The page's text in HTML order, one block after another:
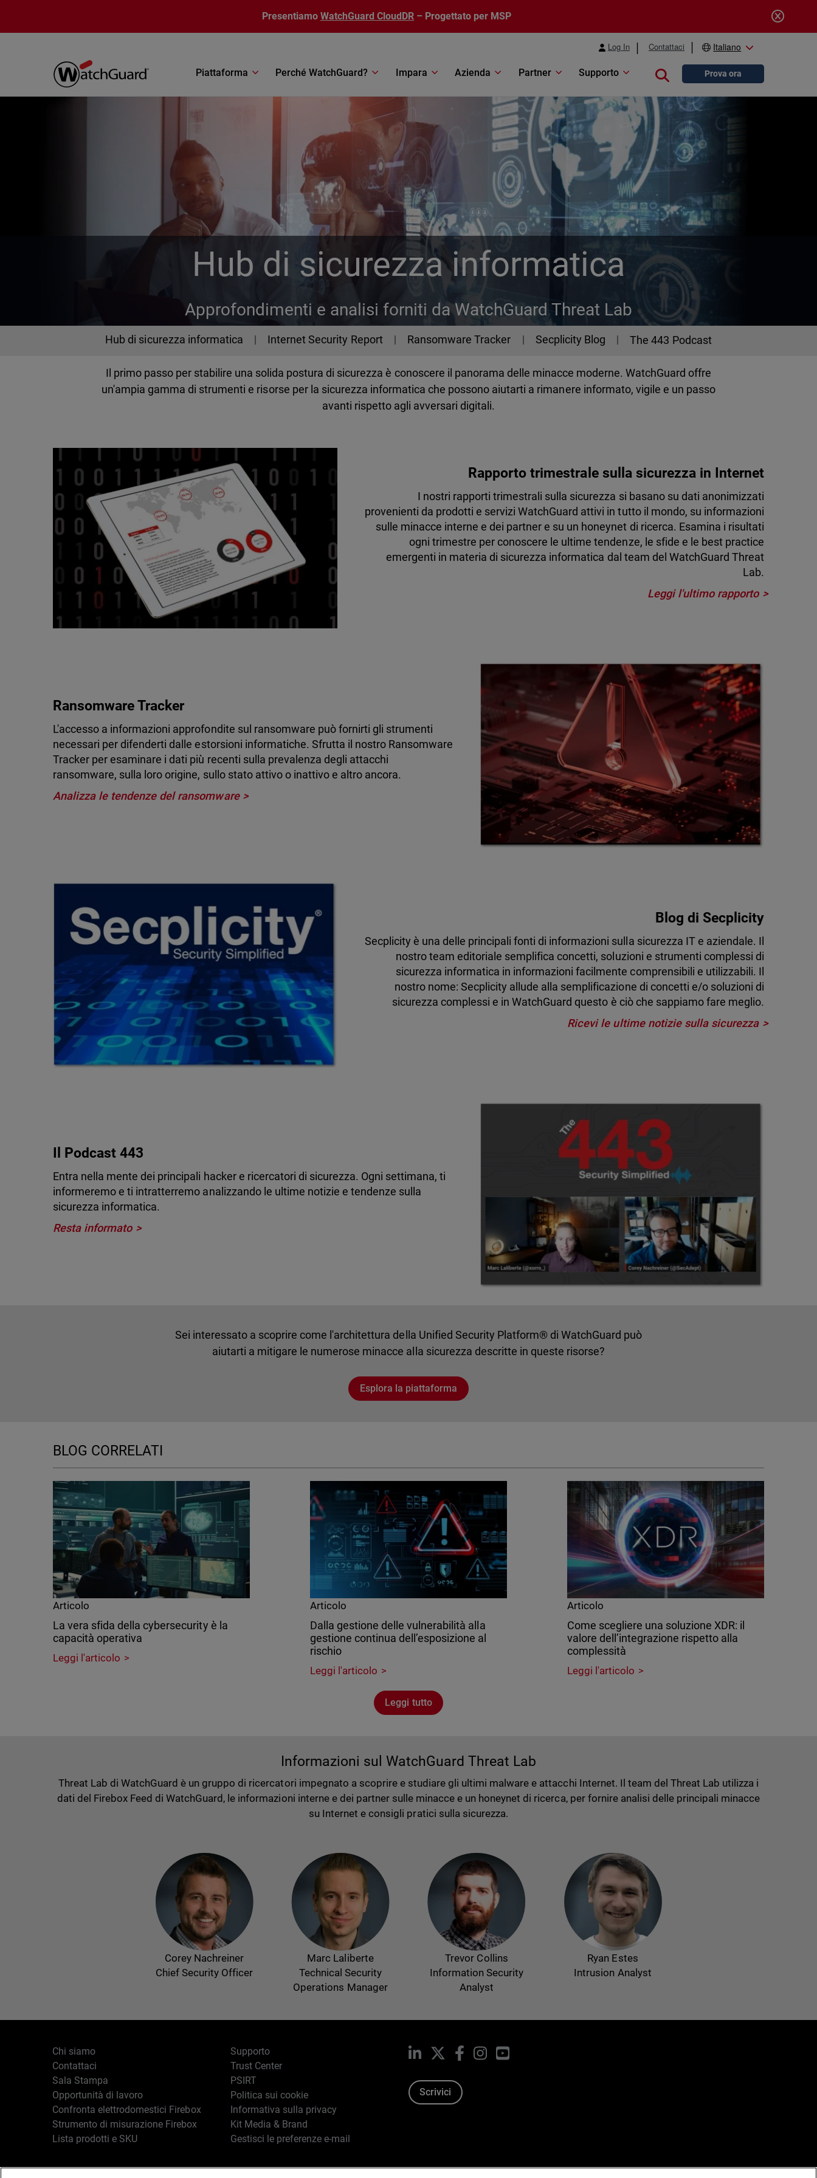
Presentiamo WatchGuard CloudDR – Progettato per MSP
Log In Contattaci Italiano
Piattaforma Perché WatchGuard? Impara Azienda Partner Supporto Close searchProva ora
Hub di sicurezza informatica
Approfondimenti e analisi forniti da WatchGuard Threat Lab
Cybersecurity
Hub di sicurezza informatica Internet Security Report Ransomware Tracker Secplicity Blog The 443 Podcast
Il primo passo per stabilire una solida postura di sicurezza è conoscere il panorama delle minacce moderne. WatchGuard offre
un'ampia gamma di strumenti e risorse per la sicurezza informatica che possono aiutarti a rimanere informato, vigile e un passo
avanti rispetto agli avversari digitali.
Rapporto trimestrale sulla sicurezza in Internet
I nostri rapporti trimestrali sulla sicurezza si basano su dati anonimizzati
provenienti da prodotti e servizi WatchGuard attivi in tutto il mondo, su informazioni
sulle minacce interne e dei partner e su un honeynet di ricerca. Esamina i risultati
ogni trimestre per conoscere le ultime tendenze, le sfide e le best practice
emergenti in materia di sicurezza informatica dal team del WatchGuard Threat
Lab.
Leggi l'ultimo rapporto
Ransomware Tracker
L'accesso a informazioni approfondite sul ransomware può fornirti gli strumenti
necessari per difenderti dalle estorsioni informatiche. Sfrutta il nostro Ransomware
Tracker per esaminare i dati più recenti sulla prevalenza degli attacchi
ransomware, sulla loro origine, sullo stato attivo o inattivo e altro ancora.
Analizza le tendenze del ransomware
Blog di Secplicity
Secplicity è una delle principali fonti di informazioni sulla sicurezza IT e aziendale. Il
nostro team editoriale semplifica concetti, soluzioni e strumenti complessi di
sicurezza informatica in informazioni facilmente comprensibili e utilizzabili. Il
nostro nome: Secplicity allude alla semplificazione di concetti e/o soluzioni di
sicurezza complessi e in WatchGuard questo è ciò che sappiamo fare meglio.
Ricevi le ultime notizie sulla sicurezza
Il Podcast 443
Entra nella mente dei principali hacker e ricercatori di sicurezza. Ogni settimana, ti
informeremo e ti intratterremo analizzando le ultime notizie e tendenze sulla
sicurezza informatica.
Resta informato
Sei interessato a scoprire come l'architettura della Unified Security Platform® di WatchGuard può
aiutarti a mitigare le numerose minacce alla sicurezza descritte in queste risorse?
Esplora la piattaforma
BLOG CORRELATI
Articolo
La vera sfida della cybersecurity è la
capacità operativa
Leggi l'articolo
Articolo
Dalla gestione delle vulnerabilità alla
gestione continua dell’esposizione al
rischio
Leggi l'articolo
Articolo
Come scegliere una soluzione XDR: il
valore dell’integrazione rispetto alla
complessità
Leggi l'articolo
Leggi tutto
Informazioni sul WatchGuard Threat Lab
Threat Lab di WatchGuard è un gruppo di ricercatori impegnato a scoprire e studiare gli ultimi malware e attacchi Internet. Il team del Threat Lab utilizza i
dati del Firebox Feed di WatchGuard, le informazioni interne e dei partner sulle minacce e un honeynet di ricerca, per fornire analisi delle principali minacce
su Internet e consigli pratici sulla sicurezza.
Corey Nachreiner
Chief Security Officer
Marc Laliberte
Technical Security
Operations Manager
Trevor Collins
Information Security
Analyst
Ryan Estes
Intrusion Analyst
Chi siamo
Contattaci
Sala Stampa
Opportunità di lavoro
Confronta elettrodomestici Firebox
Strumento di misurazione Firebox
Lista prodotti e SKU
Supporto
Trust Center
PSIRT
Politica sui cookie
Informativa sulla privacy
Kit Media & Brand
Gestisci le preferenze e-mail
LinkedIn Facebook
InstagramYouTube
Scrivici